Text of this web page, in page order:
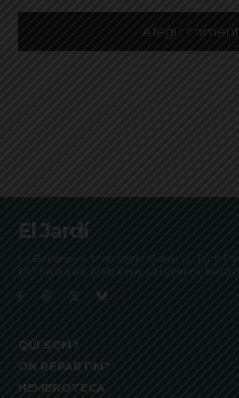
El Jardí
La Bonanova, Monterols, Galvany, Turó
les Tres Torres, Pedralbes, Vallvidrera, les
QUI SOM?
ON REPARTIM?
HEMEROTECA